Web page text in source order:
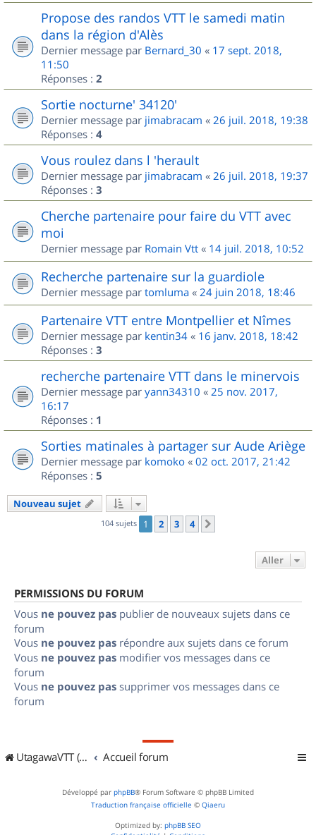
Propose des randos VTT le samedi matin
dans la région d'Alès
Dernier message par Bernard_30 « 17 sept. 2018,
11:50
Réponses : 2
Sortie nocturne' 34120'
Dernier message par jimabracam « 26 juil. 2018, 19:38
Réponses : 4
Vous roulez dans l 'herault
Dernier message par jimabracam « 26 juil. 2018, 19:37
Réponses : 3
Cherche partenaire pour faire du VTT avec
moi
Dernier message par Romain Vtt « 14 juil. 2018, 10:52
Recherche partenaire sur la guardiole
Dernier message par tomluma « 24 juin 2018, 18:46
Partenaire VTT entre Montpellier et Nîmes
Dernier message par kentin34 « 16 janv. 2018, 18:42
Réponses : 3
recherche partenaire VTT dans le minervois
Dernier message par yann34310 « 25 nov. 2017,
16:17
Réponses : 1
Sorties matinales à partager sur Aude Ariège
Dernier message par komoko « 02 oct. 2017, 21:42
Réponses : 5
Nouveau sujet
104 sujets 1 2 3 4
Aller
PERMISSIONS DU FORUM
Vous ne pouvez pas publier de nouveaux sujets dans ce
forum
Vous ne pouvez pas répondre aux sujets dans ce forum
Vous ne pouvez pas modifier vos messages dans ce
forum
Vous ne pouvez pas supprimer vos messages dans ce
forum
UtagawaVTT (Randos VTT et VTTAE avec traces GPS) Accueil forum
Développé par phpBB® Forum Software © phpBB Limited
Traduction française officielle © Qiaeru
Optimized by: phpBB SEO